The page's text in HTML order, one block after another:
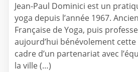
Jean-Paul Dominici est un
yoga depuis l’année 1967.
Française de Yoga, puis
aujourd’hui bénévolement
cadre d’un partenariat avec
la ville (…)